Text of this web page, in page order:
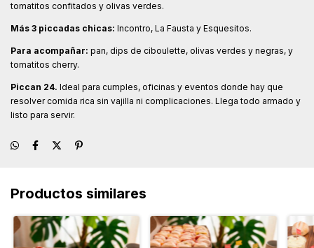
tomatitos confitados y olivas verdes.
Más 3 piccadas chicas: Incontro, La Fausta y Esquesitos.
Para acompañar: pan, dips de ciboulette, olivas verdes y negras, y
tomatitos cherry.
Piccan 24. Ideal para cumples, oficinas y eventos donde hay que
resolver comida rica sin vajilla ni complicaciones. Llega todo armado y
listo para servir.
Productos similares